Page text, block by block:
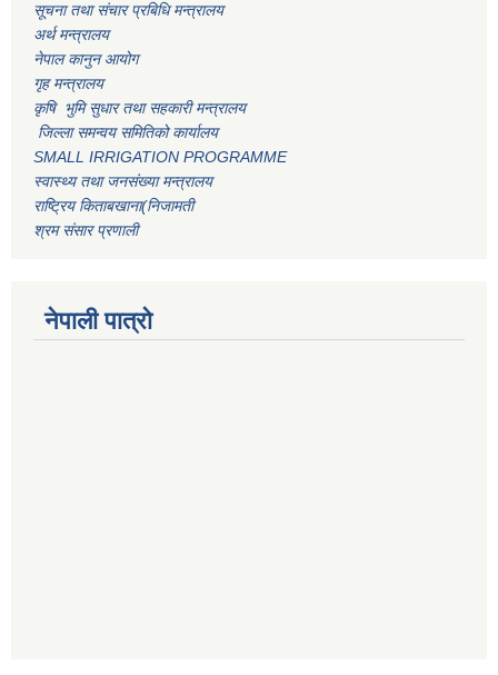
सूचना तथा संचार प्रबिधि मन्त्रालय
अर्थ मन्त्रालय
नेपाल कानुन आयोग
गृह मन्त्रालय
कृषि भुमि सुधार तथा सहकारी मन्त्रालय
जिल्ला समन्वय समितिको कार्यालय
SMALL IRRIGATION PROGRAMME
स्वास्थ्य तथा जनसंख्या मन्त्रालय
राष्ट्रिय किताबखाना(निजामती
श्रम संसार प्रणाली
नेपाली पात्रो